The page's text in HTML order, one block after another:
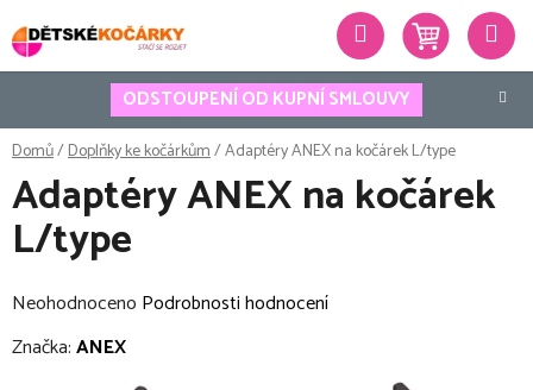
na
obsah
ODSTOUPENÍ OD KUPNÍ SMLOUVY
Hledat
Domů/Doplňky ke kočárkům/Adaptéry ANEX na kočárek L/type
Adaptéry ANEX na kočárek
L/type
Průměrné
hodnocení
Neohodnoceno Podrobnosti hodnocení
Značka:ANEX